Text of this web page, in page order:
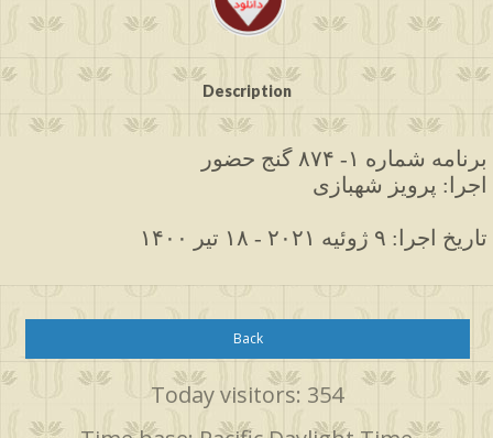
Description
برنامه شماره ۱- ۸۷۴ گنج حضور
اجرا: پرویز شهبازی
۱۴۰۰ تاریخ اجرا: ۹ ژوئیه ۲۰۲۱ - ۱۸ تیر
Back
Today visitors: 354